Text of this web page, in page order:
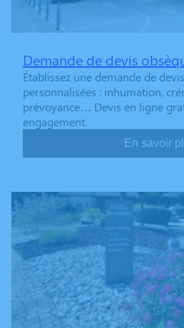
Demande de devis
Établissez une demande de
personnalisées : inhumation,
prévoyance… Devis en ligne
engagement.
En savoir